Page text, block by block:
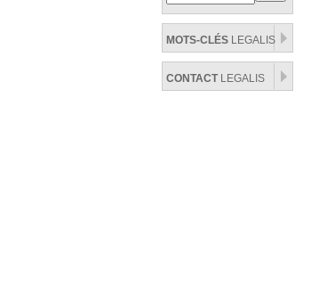
MOTS-CLÉS LEGALIS
CONTACTLEGALIS